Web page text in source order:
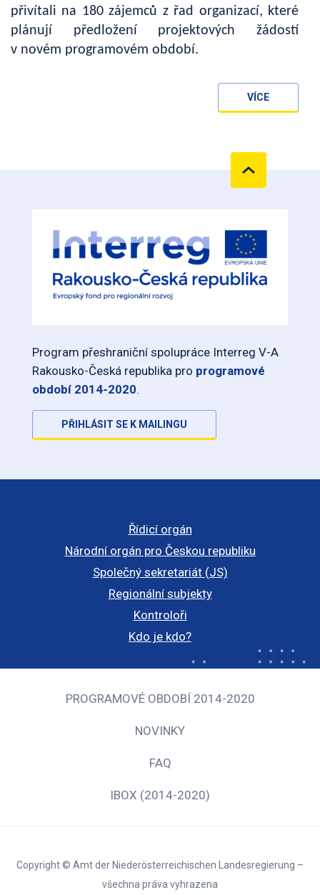
přivítali na 180 zájemců z řad organizací, které
plánují předložení projektových žádostí
v novém programovém období.
VÍCE
Program přeshraniční spolupráce Interreg V-A
Rakousko-Česká republika pro programové
období 2014-2020.
PŘIHLÁSIT SE K MAILINGU
Řídicí orgán
Národní orgán pro Českou republiku
Společný sekretariát (JS)
Regionální subjekty
Kontroloři
Kdo je kdo?
PROGRAMOVÉ OBDOBÍ 2014-2020
NOVINKY
FAQ
IBOX (2014-2020)
Copyright © Amt der Niederösterreichischen Landesregierung –
všechna práva vyhrazena